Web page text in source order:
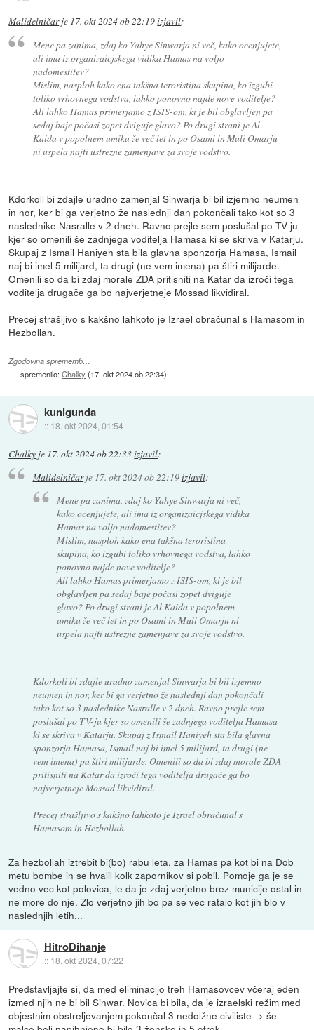
Malidelničarje 17. okt 2024 ob 22:19izjavil:
Mene pa zanima, zdaj ko Yahye Sinwarja ni več, kako ocenjujete,
ali ima iz organizaicjskega vidika Hamas na voljo
nadomestitev?
Mislim, nasploh kako ena takšna teroristina skupina, ko izgubi
toliko vrhovnega vodstva, lahko ponovno najde nove voditelje?
Ali lahko Hamas primerjamo z ISIS-om, ki je bil obglavljen pa
sedaj baje počasi zopet dviguje glavo? Po drugi strani je Al
Kaida v popolnem umiku že več let in po Osami in Muli Omarju
ni uspela najti ustrezne zamenjave za svoje vodstvo.
Kdorkoli bi zdajle uradno zamenjal Sinwarja bi bil izjemno neumen
in nor, ker bi ga verjetno že naslednji dan pokončali tako kot so 3
naslednike Nasralle v 2 dneh. Ravno prejle sem poslušal po TV-ju
kjer so omenili še zadnjega voditelja Hamasa ki se skriva v Katarju.
Skupaj z Ismail Haniyeh sta bila glavna sponzorja Hamasa, Ismail
naj bi imel 5 milijard, ta drugi (ne vem imena) pa štiri milijarde.
Omenili so da bi zdaj morale ZDA pritisniti na Katar da izroči tega
voditelja drugače ga bo najverjetneje Mossad likvidiral.
Precej strašljivo s kakšno lahkoto je Izrael obračunal s Hamasom in
Hezbollah.
Zgodovina sprememb…
spremenilo:Chalky (17. okt 2024 ob 22:34)
kunigunda
:: 18. okt 2024, 01:54
Chalky je 17. okt 2024 ob 22:33izjavil:
Malidelničarje 17. okt 2024 ob 22:19izjavil:
Mene pa zanima, zdaj ko Yahye Sinwarja ni več,
kako ocenjujete, ali ima iz organizaicjskega vidika
Hamas na voljo nadomestitev?
Mislim, nasploh kako ena takšna teroristina
skupina, ko izgubi toliko vrhovnega vodstva, lahko
ponovno najde nove voditelje?
Ali lahko Hamas primerjamo z ISIS-om, ki je bil
obglavljen pa sedaj baje počasi zopet dviguje
glavo? Po drugi strani je Al Kaida v popolnem
umiku že več let in po Osami in Muli Omarju ni
uspela najti ustrezne zamenjave za svoje vodstvo.
Kdorkoli bi zdajle uradno zamenjal Sinwarja bi bil izjemno
neumen in nor, ker bi ga verjetno že naslednji dan pokončali
tako kot so 3 naslednike Nasralle v 2 dneh. Ravno prejle sem
poslušal po TV-ju kjer so omenili še zadnjega voditelja Hamasa
ki se skriva v Katarju. Skupaj z Ismail Haniyeh sta bila glavna
sponzorja Hamasa, Ismail naj bi imel 5 milijard, ta drugi (ne
vem imena) pa štiri milijarde. Omenili so da bi zdaj morale ZDA
pritisniti na Katar da izroči tega voditelja drugače ga bo
najverjetneje Mossad likvidiral.
Precej strašljivo s kakšno lahkoto je Izrael obračunal s
Hamasom in Hezbollah.
Za hezbollah iztrebit bi(bo) rabu leta, za Hamas pa kot bi na Dob
metu bombe in se hvalil kolk zapornikov si pobil. Pomoje ga je se
vedno vec kot polovica, le da je zdaj verjetno brez municije ostal in
ne more do nje. Zlo verjetno jih bo pa se vec ratalo kot jih blo v
naslednjih letih...
HitroDihanje
:: 18. okt 2024, 07:22
Predstavljajte si, da med eliminacijo treh Hamasovcev včeraj eden
izmed njih ne bi bil Sinwar. Novica bi bila, da je izraelski režim med
objestnim obstreljevanjem pokončal 3 nedolžne civiliste -> še